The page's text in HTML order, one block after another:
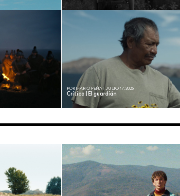
Crítica | El guardíán
POR MARIO PEÑA | JULIO 17, 2026